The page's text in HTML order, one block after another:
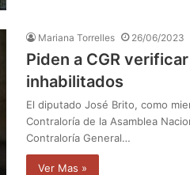
Mariana Torrelles 26/06/2023
Piden a CGR
inhabilitados
El diputado José Brito, como
Contraloría de la Asamblea
Contraloría General…
Ver Mas »